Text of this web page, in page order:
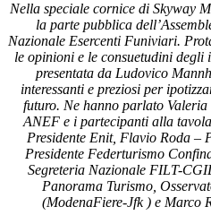
Nella speciale cornice di Skyway
la parte pubblica
Nazionale Esercenti Funiviari.
le opinioni e le consuetudini
presentata da Ludovico
interessanti e preziosi per
futuro. Ne hanno parlato
ANEF e i partecipanti alla
Presidente Enit, Flavio Roda –
Presidente Federturismo
Segreteria Nazionale FILT-
Panorama Turismo,
(ModenaFiere-Jfk ) e Marco